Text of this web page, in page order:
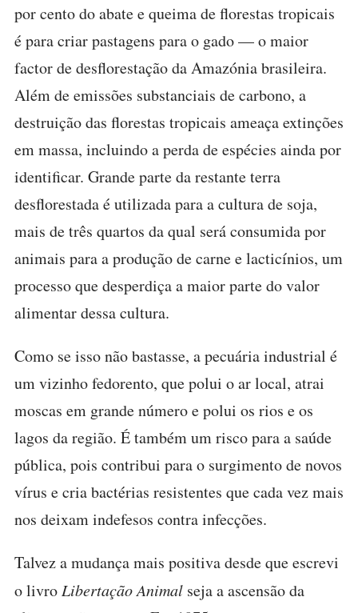
por cento do abate e queima de florestas tropicais
é para criar pastagens para o gado — o maior
factor de desflorestação da Amazónia brasileira.
Além de emissões substanciais de carbono, a
destruição das florestas tropicais ameaça extinções
em massa, incluindo a perda de espécies ainda por
identificar. Grande parte da restante terra
desflorestada é utilizada para a cultura de soja,
mais de três quartos da qual será consumida por
animais para a produção de carne e lacticínios, um
processo que desperdiça a maior parte do valor
alimentar dessa cultura.
Como se isso não bastasse, a pecuária industrial é
um vizinho fedorento, que polui o ar local, atrai
moscas em grande número e polui os rios e os
lagos da região. É também um risco para a saúde
pública, pois contribui para o surgimento de novos
vírus e cria bactérias resistentes que cada vez mais
nos deixam indefesos contra infecções.
Talvez a mudança mais positiva desde que escrevi
o livro Libertação Animal seja a ascensão da